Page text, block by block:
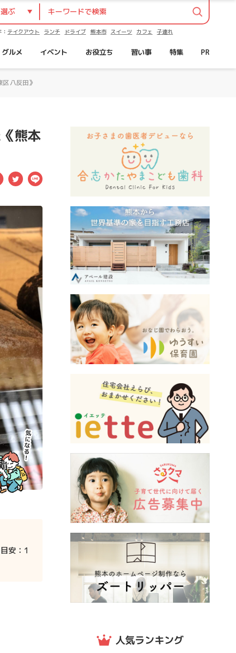
：テイクアウト ランチ ドライブ 熊本市 スイーツ カフェ 子連れ
グルメ イベント お役立ち 習い事 特集 PR
八反田》
熊本
Facebook
TwitterLINE
安：1
人気ランキング